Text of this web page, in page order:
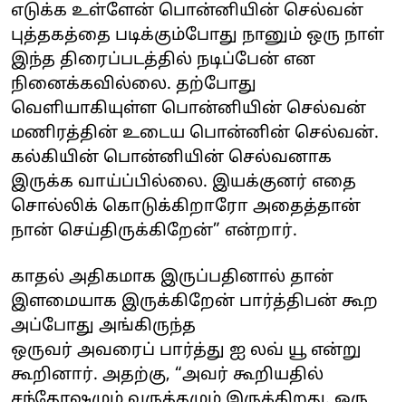
எடுக்க உள்ளேன் பொன்னியின் செல்வன்
புத்தகத்தை படிக்கும்போது நானும் ஒரு நாள்
இந்த திரைப்படத்தில் நடிப்பேன் என
நினைக்கவில்லை. தற்போது
வெளியாகியுள்ள பொன்னியின் செல்வன்
மணிரத்தின் உடைய பொன்னின் செல்வன்.
கல்கியின் பொன்னியின் செல்வனாக
இருக்க வாய்ப்பில்லை. இயக்குனர் எதை
சொல்லிக் கொடுக்கிறாரோ அதைத்தான்
நான் செய்திருக்கிறேன்” என்றார்.
காதல் அதிகமாக இருப்பதினால் தான்
இளமையாக இருக்கிறேன் பார்த்திபன் கூற
அப்போது அங்கிருந்த
ஒருவர் அவரைப் பார்த்து ஐ லவ் யூ என்று
கூறினார். அதற்கு, “அவர் கூறியதில்